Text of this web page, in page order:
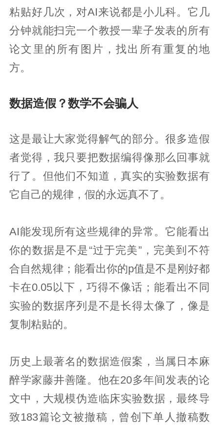
粘贴好几次，对AI来说都是小儿科。它几
分钟就能扫完一个教授一辈子发表的所有
论文里的所有图片，找出所有重复的地
方。
数据造假？数学不会骗人
这是最让大家觉得解气的部分。很多造假
者觉得，我只要把数据编得像那么回事就
行了。但他们不知道，真实的实验数据有
它自己的规律，假的永远真不了。
AI能发现所有这些规律的异常。它能看出
你的数据是不是“过于完美”，完美到不符
合自然规律；能看出你的p值是不是刚好都
卡在0.05以下，巧得不像话；能看出不同
实验的数据序列是不是长得太像了，像是
复制粘贴的。
历史上最著名的数据造假案，当属日本麻
醉学家藤井善隆。他在20多年间发表的论
文中，大规模伪造临床实验数据，最终导
致183篇论文被撤稿，曾创下单人撤稿数